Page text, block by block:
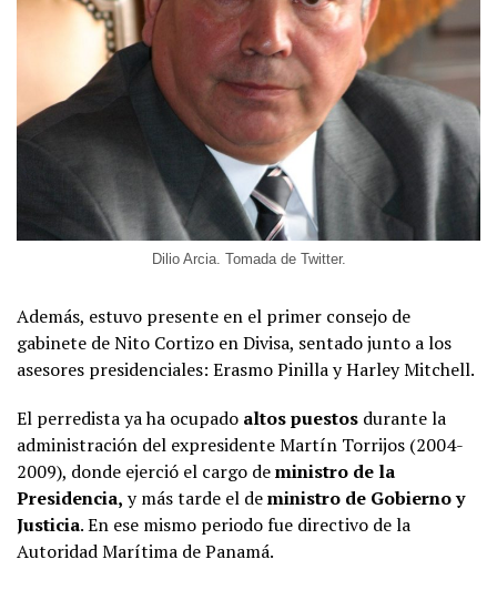
Dilio Arcia. Tomada de Twitter.
Además, estuvo presente en el primer consejo de
gabinete de Nito Cortizo en Divisa, sentado junto a los
asesores presidenciales: Erasmo Pinilla y Harley Mitchell.
El perredista ya ha ocupado altos puestos durante la
administración del expresidente Martín Torrijos (2004-
2009), donde ejerció el cargo deministro de la
Presidencia, y más tarde el deministro de Gobierno y
Justicia. En ese mismo periodo fue directivo de la
Autoridad Marítima de Panamá.